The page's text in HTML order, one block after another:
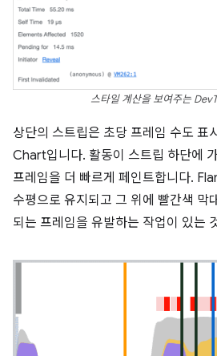
스타일 계산을 보여주는
상단의 스트립은 초당 프레임 수도 표
Chart입니다. 활동이 스트립 하단에
프레임을 더 빠르게 페인트합니다.
수평으로 유지되고 그 위에 빨간색 막
되는 프레임을 유발하는 작업이 있는